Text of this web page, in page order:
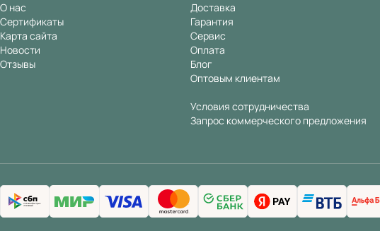
О нас
Сертификаты
Карта сайта
Новости
Отзывы
Доставка
Гарантия
Сервис
Оплата
Блог
Оптовым клиентам
Условия сотрудничества
Запрос коммерческого предложения